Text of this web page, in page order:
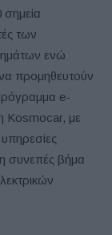
των
ενώ
να προμηθευτούν
e-
Kosmocar, με
συνεπές βήμα